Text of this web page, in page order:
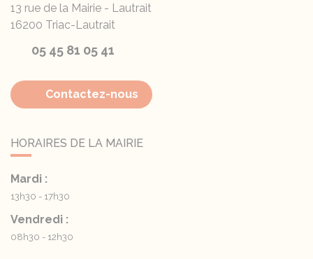
13 rue de la Mairie - Lautrait
16200 Triac-Lautrait
05 45 81 05 41
Contactez-nous
HORAIRES DE LA MAIRIE
Mardi :
13h30 - 17h30
Vendredi :
08h30 - 12h30